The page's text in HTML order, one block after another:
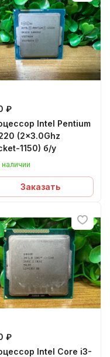
₽
Intel Pentium
(2x3.0Ghz
1150) б/у
наличии
Заказать
₽
Intel Core i3-